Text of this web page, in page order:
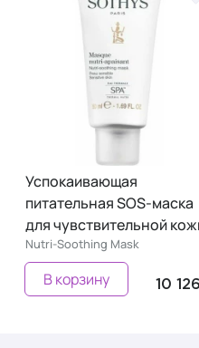
Успокаивающая
питательная SOS-маска
для чувствительной кожи
Nutri-Soothing Mask
10 126 ₽
В корзину